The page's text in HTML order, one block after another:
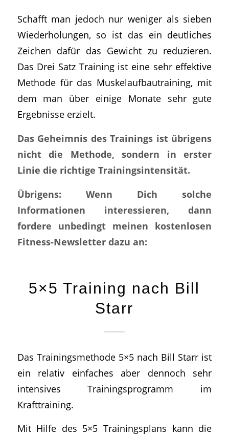
Schafft man jedoch nur weniger als sieben
Wiederholungen, so ist das ein deutliches
Zeichen dafür das Gewicht zu reduzieren.
Das Drei Satz Training ist eine sehr effektive
Methode für das Muskelaufbautraining, mit
dem man über einige Monate sehr gute
Ergebnisse erzielt.
Das Geheimnis des Trainings ist übrigens
nicht die Methode, sondern in erster
Linie die richtige Trainingsintensität.
Übrigens: Wenn Dich solche
Informationen interessieren, dann
fordere unbedingt meinen kostenlosen
Fitness-Newsletter dazu an:
5×5 Training nach Bill
Starr
Das Trainingsmethode 5×5 nach Bill Starr ist
ein relativ einfaches aber dennoch sehr
intensives Trainingsprogramm im
Krafttraining.
Mit Hilfe des 5×5 Trainingsplans kann die